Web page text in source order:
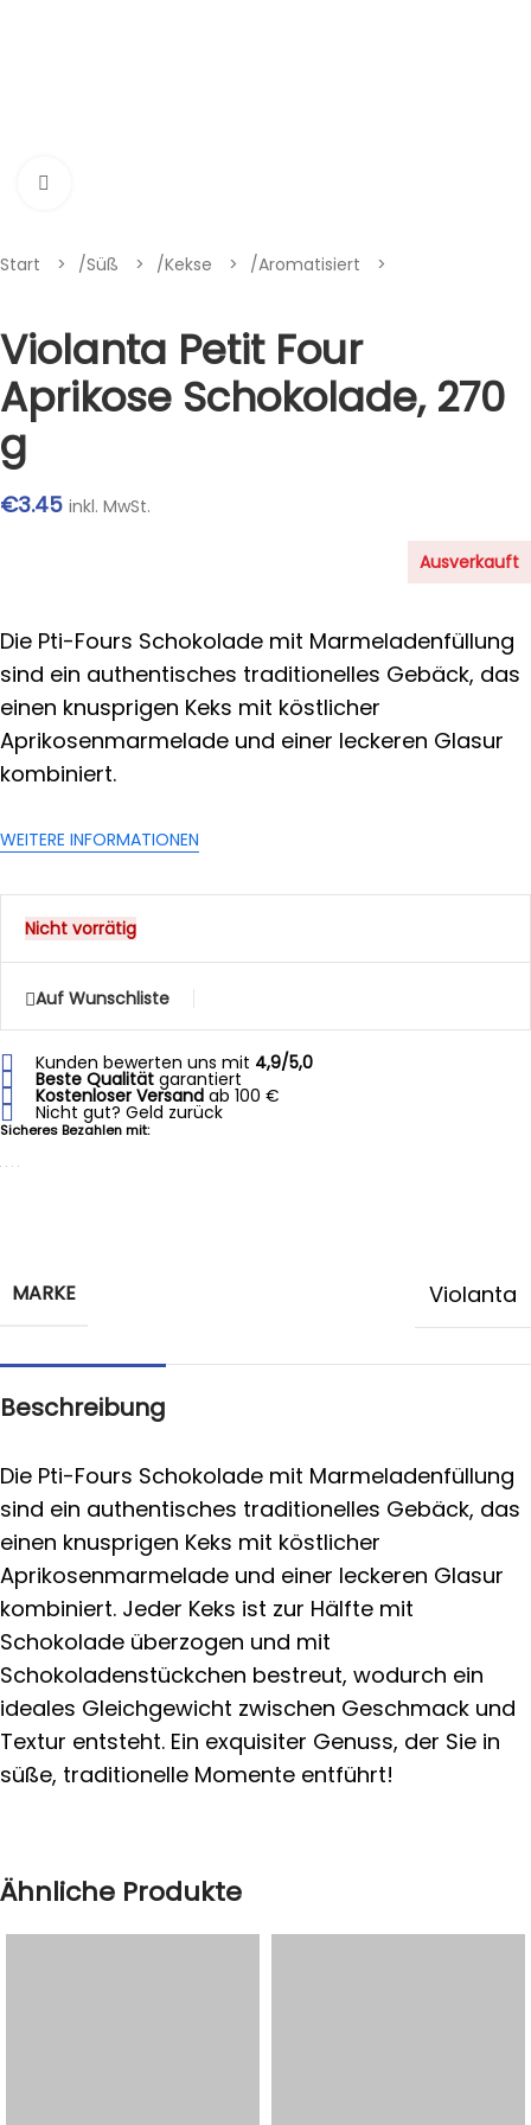
Start /Süß /Kekse /Aromatisiert
Violanta Petit Four
Aprikose Schokolade, 270
g
€3.45 inkl. MwSt.
Ausverkauft
Die Pti-Fours Schokolade mit Marmeladenfüllung
sind ein authentisches traditionelles Gebäck, das
einen knusprigen Keks mit köstlicher
Aprikosenmarmelade und einer leckeren Glasur
kombiniert.
WEITERE INFORMATIONEN
Nicht vorrätig
Auf Wunschliste
Kunden bewerten uns mit 4,9/5,0
Beste Qualität garantiert
Kostenloser Versand ab 100 €
Nicht gut? Geld zurück
Sicheres Bezahlen mit:
MARKE Violanta
Beschreibung
Die Pti-Fours Schokolade mit Marmeladenfüllung
sind ein authentisches traditionelles Gebäck, das
einen knusprigen Keks mit köstlicher
Aprikosenmarmelade und einer leckeren Glasur
kombiniert. Jeder Keks ist zur Hälfte mit
Schokolade überzogen und mit
Schokoladenstückchen bestreut, wodurch ein
ideales Gleichgewicht zwischen Geschmack und
Textur entsteht. Ein exquisiter Genuss, der Sie in
süße, traditionelle Momente entführt!
Ähnliche Produkte